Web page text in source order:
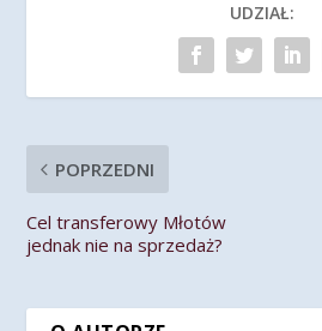
UDZIAŁ:
POPRZEDNI
Cel transferowy Młotów
jednak nie na sprzedaż?